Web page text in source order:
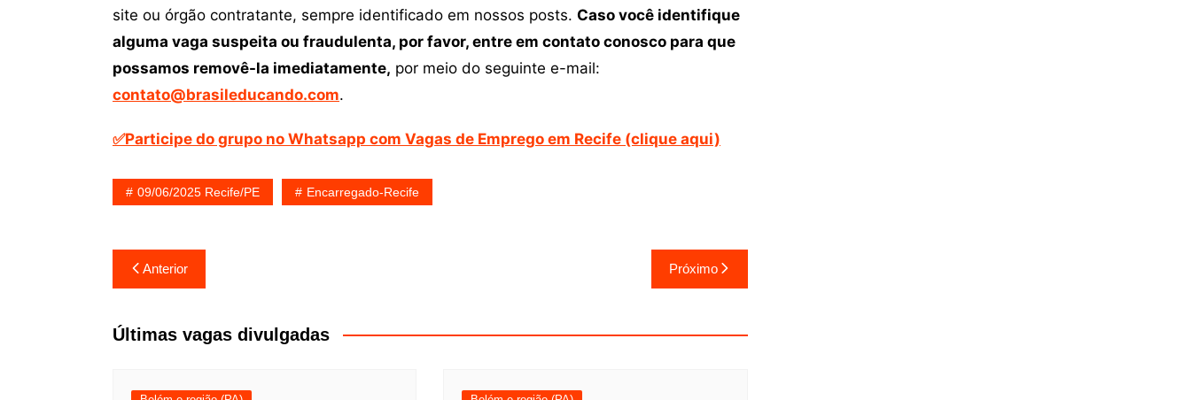
site ou órgão contratante, sempre identificado em nossos posts. Caso você identifique
alguma vaga suspeita ou fraudulenta, por favor, entre em contato conosco para que
possamos removê-la imediatamente, por meio do seguinte e-mail:
contato@brasileducando.com.
✅Participe do grupo no Whatsapp com Vagas de Emprego em Recife (clique aqui)
09/06/2025 Recife/PE Encarregado-Recife
Navegação
de
Post
Anterior Próximo
Últimas vagas divulgadas